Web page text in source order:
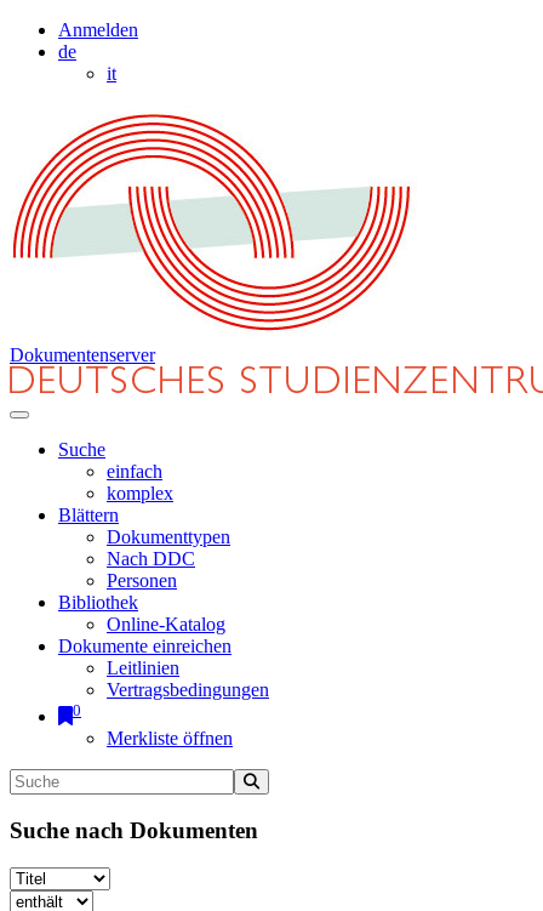
Anmelden
de
it
Dokumentenserver
Suche
einfach
komplex
Blättern
Dokumenttypen
Nach DDC
Personen
Bibliothek
Online-Katalog
Dokumente einreichen
Leitlinien
Vertragsbedingungen
0
Merkliste öffnen
Suche nach Dokumenten